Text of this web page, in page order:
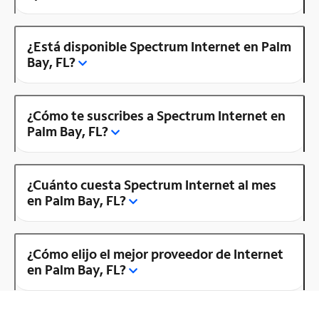
¿Está disponible Spectrum Internet en Palm
Bay, FL?
¿Cómo te suscribes a Spectrum Internet en
Palm Bay, FL?
¿Cuánto cuesta Spectrum Internet al mes
en Palm Bay, FL?
¿Cómo elijo el mejor proveedor de Internet
en Palm Bay, FL?